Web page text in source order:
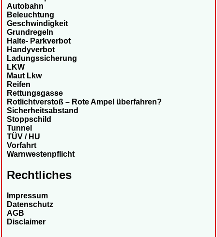
Autobahn
Beleuchtung
Geschwindigkeit
Grundregeln
Halte- Parkverbot
Handyverbot
Ladungssicherung
LKW
Maut Lkw
Reifen
Rettungsgasse
Rotlichtverstoß – Rote Ampel überfahren?
Sicherheitsabstand
Stoppschild
Tunnel
TÜV / HU
Vorfahrt
Warnwestenpflicht
Rechtliches
Impressum
Datenschutz
AGB
Disclaimer